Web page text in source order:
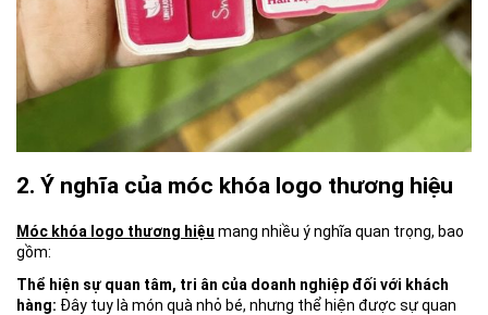
2. Ý nghĩa của móc khóa logo thương hiệu
Móc khóa logo thương hiệu mang nhiều ý nghĩa quan trọng, bao
gồm:
Thể hiện sự quan tâm, tri ân của doanh nghiệp đối với khách
hàng: Đây tuy là món quà nhỏ bé, nhưng thể hiện được sự quan